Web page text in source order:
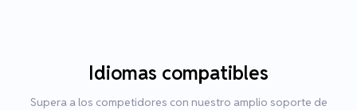
Idiomas compatibles
Supera a los competidores con nuestro amplio soporte de